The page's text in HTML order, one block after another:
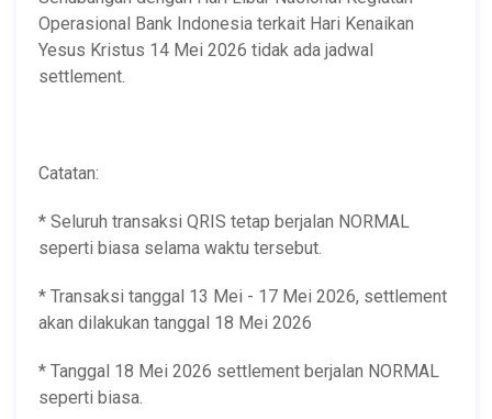
Operasional Bank Indonesia terkait Hari Kenaikan
Yesus Kristus 14 Mei 2026 tidak ada jadwal
settlement.
Catatan:
* Seluruh transaksi QRIS tetap berjalan NORMAL
seperti biasa selama waktu tersebut.
* Transaksi tanggal 13 Mei - 17 Mei 2026, settlement
akan dilakukan tanggal 18 Mei 2026
* Tanggal 18 Mei 2026 settlement berjalan NORMAL
seperti biasa.